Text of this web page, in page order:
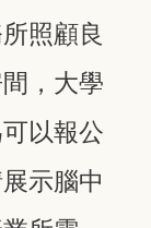
照顧良
，大學
以報公
示腦中